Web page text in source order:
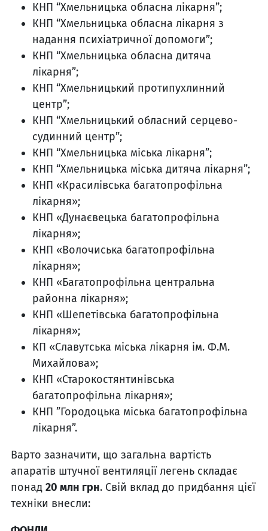
КНП “Хмельницька обласна лікарня”;
КНП “Хмельницька обласна лікарня з
надання психіатричної допомоги”;
КНП “Хмельницька обласна дитяча
лікарня”;
КНП “Хмельницький протипухлинний
центр”;
КНП “Хмельницький обласний серцево-
судинний центр”;
КНП “Хмельницька міська лікарня”;
КНП “Хмельницька міська дитяча лікарня”;
КНП «Красилівська багатопрофільна
лікарня»;
КНП «Дунаєвецька багатопрофільна
лікарня»;
КНП «Волочиська багатопрофільна
лікарня»;
КНП «Багатопрофільна центральна
районна лікарня»;
КНП «Шепетівська багатопрофільна
лікарня»;
КП «Славутська міська лікарня ім. Ф.М.
Михайлова»;
КНП «Старокостянтинівська
багатопрофільна лікарня»;
КНП ”Городоцька міська багатопрофільна
лікарня”.
Варто зазначити, що загальна вартість
апаратів штучної вентиляції легень складає
понад 20 млн грн. Свій вклад до придбання цієї
техніки внесли: